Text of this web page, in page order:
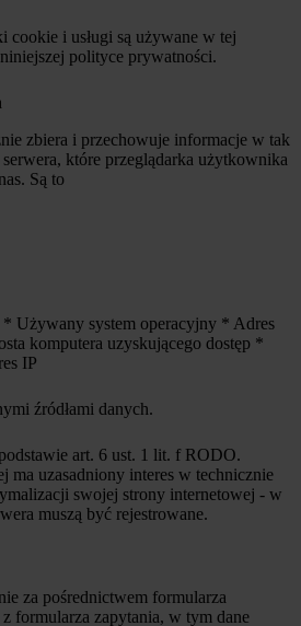
i usługi są używane w tej
polityce prywatności.
zbiera i przechowuje informacje w tak
które przeglądarka użytkownika
Są to
Używany system operacyjny * Adres
komputera uzyskującego dostęp *
IP
źródłami danych.
art. 6 ust. 1 lit. f RODO.
ma uzasadniony interes w technicznie
swojej strony internetowej - w
muszą być rejestrowane.
za pośrednictwem formularza
formularza zapytania, w tym dane